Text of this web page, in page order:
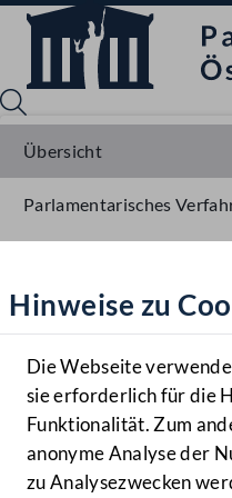
Hilfe
Benutzer
Navigationsmenü
MENÜ
Hinweise zu
Die Webseite
sie erforderlich für die
Funktionalität. Zum
anonyme Analyse der
zu Analysezwecken
Übersicht
Parlamentarisches